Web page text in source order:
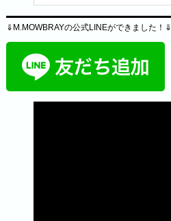
⇓M.MOWBRAYの公式LINEができました！⇓